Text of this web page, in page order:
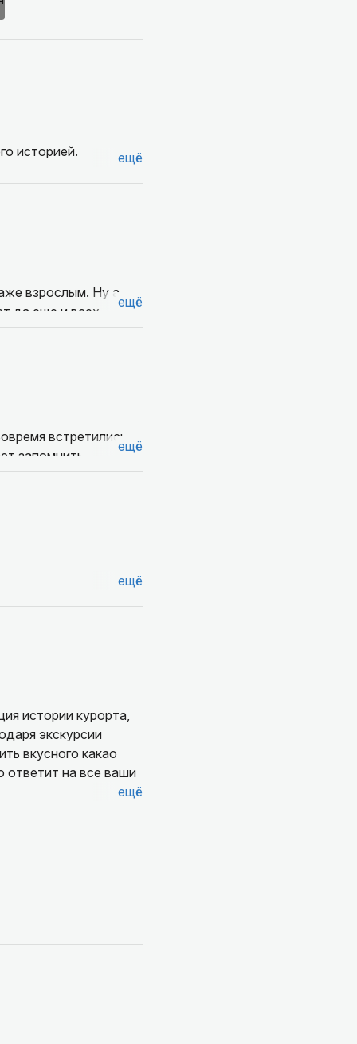
историей. ещё
взрослым. Ну а
да еще и всех
Анной обязательна!
ещё
встретились,
запомнить
общения,
ещё
ещё
истории курорта,
экскурсии
вкусного какао
ответит на все ваши
ещё